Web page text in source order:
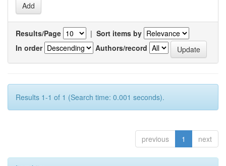
Results/Page | Sort items by
In order
Authors/record
Results 1-1 of 1 (Search time: 0.001 seconds).
previous 1 next